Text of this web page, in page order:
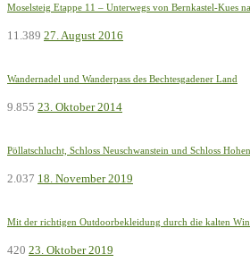
Moselsteig Etappe 11 – Unterwegs von Bernkastel-Kues
11.389 27. August 2016
Wandernadel und Wanderpass des Bechtesgadener Land
9.855 23. Oktober 2014
Pöllatschlucht, Schloss Neuschwanstein und Schloss
2.037 18. November 2019
Mit der richtigen Outdoorbekleidung durch die kalten
420 23. Oktober 2019